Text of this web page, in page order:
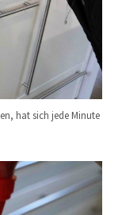
hat sich jede Minute